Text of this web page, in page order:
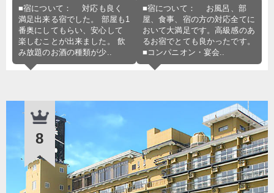
■宿について： 対応も良く
満足出来る宿でした。 部屋も1
番奥にしてもらい、安心して
楽しむことが出来ました。 飲
み放題のお酒の種類が少..
■宿について： お風呂、部
屋、食事、宿の方の対応全てに
おいて大満足です。高級感のあ
るお宿でとても良かったです。
■コンパニオン・宴会..
8